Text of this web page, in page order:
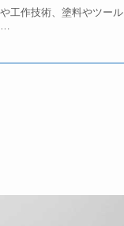
工作技術、塗料やツール
…